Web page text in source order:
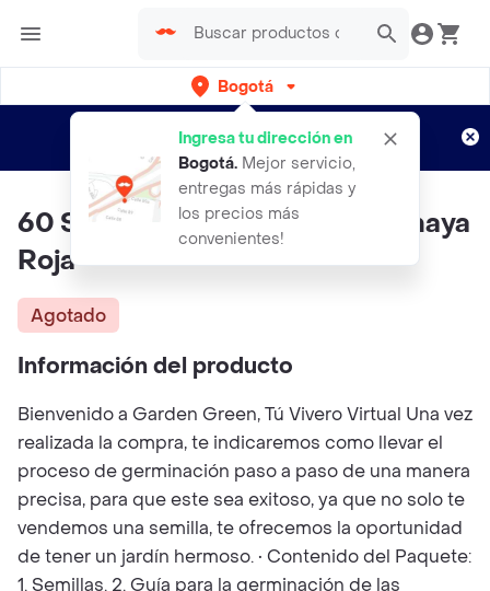
Bogotá
Ingresa tu dirección en
Bogotá. Mejor servicio,
entregas más rápidas y
los precios más
convenientes!
envíos gratis por semanas
Aplican TyC
60 Semillas Orgánicas De Pitahaya
Roja
Agotado
Información del producto
Bienvenido a Garden Green, Tú Vivero Virtual Una vez
realizada la compra, te indicaremos como llevar el
proceso de germinación paso a paso de una manera
precisa, para que este sea exitoso, ya que no solo te
vendemos una semilla, te ofrecemos la oportunidad
de tener un jardín hermoso. • Contenido del Paquete:
1. Semillas. 2. Guía para la germinación de las